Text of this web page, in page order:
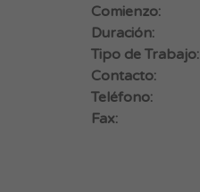
Comienzo:
Duración:
Tipo de Trabajo:
Contacto:
Teléfono:
Fax: